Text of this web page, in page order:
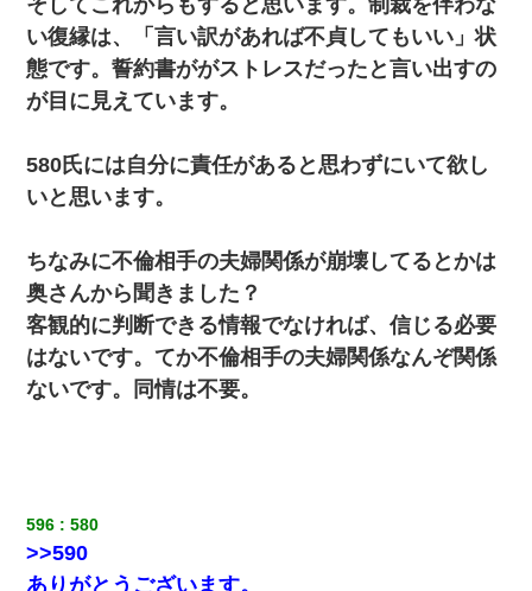
い復縁は、「言い訳があれば不貞してもいい」状
態です。誓約書ががストレスだったと言い出すの
が目に見えています。
580氏には自分に責任があると思わずにいて欲し
いと思います。
ちなみに不倫相手の夫婦関係が崩壊してるとかは
奥さんから聞きました？
客観的に判断できる情報でなければ、信じる必要
はないです。てか不倫相手の夫婦関係なんぞ関係
ないです。同情は不要。
596 580
>>590
ありがとうございます。